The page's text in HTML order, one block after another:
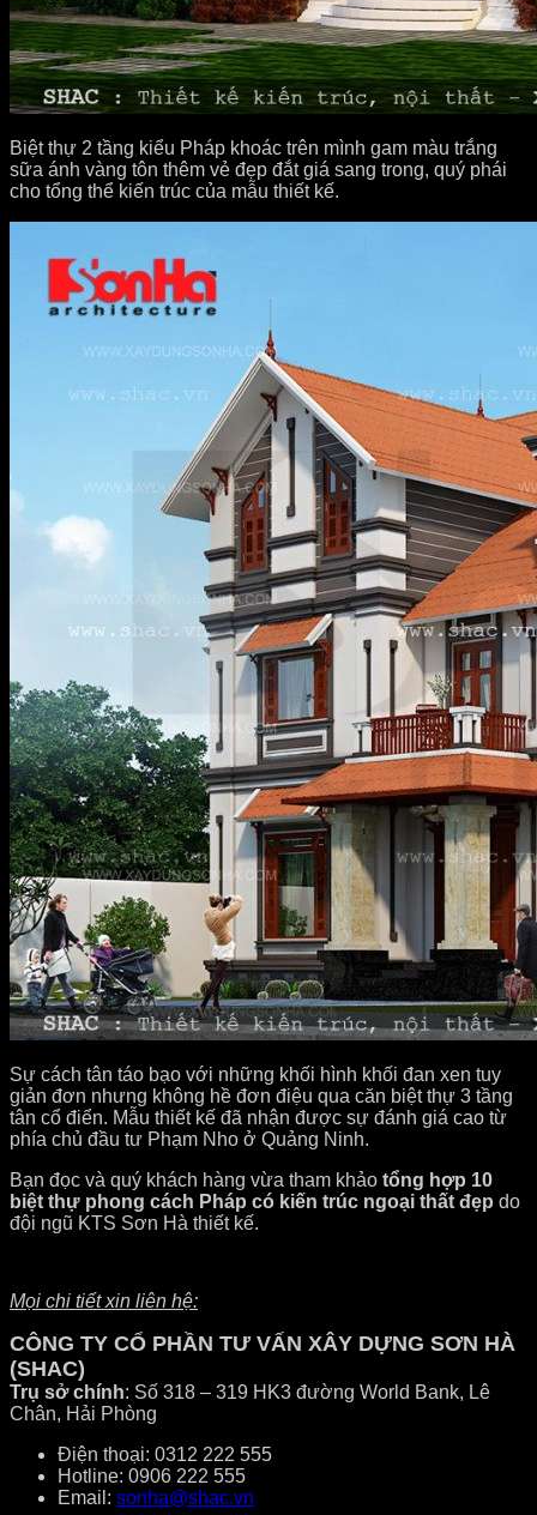
Biệt thự 2 tầng kiểu Pháp khoác trên mình gam màu trắng
sữa ánh vàng tôn thêm vẻ đẹp đắt giá sang trong, quý phái
cho tổng thể kiến trúc của mẫu thiết kế.
Sự cách tân táo bạo với những khối hình khối đan xen tuy
giản đơn nhưng không hề đơn điệu qua căn biệt thự 3 tầng
tân cổ điển. Mẫu thiết kế đã nhận được sự đánh giá cao từ
phía chủ đầu tư Phạm Nho ở Quảng Ninh.
Bạn đọc và quý khách hàng vừa tham khảo tổng hợp 10
biệt thự phong cách Pháp có kiến trúc ngoại thất đẹp do
đội ngũ KTS Sơn Hà thiết kế.
Mọi chi tiết xin liên hệ:
CÔNG TY CỔ PHẦN TƯ VẤN XÂY DỰNG SƠN HÀ
(SHAC)
Trụ sở chính: Số 318 – 319 HK3 đường World Bank, Lê
Chân, Hải Phòng
Điện thoại: 0312 222 555
Hotline: 0906 222 555
Email: sonha@shac.vn